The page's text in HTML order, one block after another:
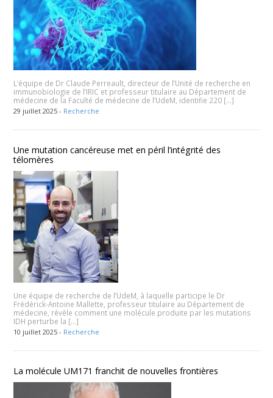
L’équipe de Dr Claude Perreault, directeur de l’Unité de recherche en
immunobiologie de l’IRIC et professeur titulaire au Département de
médecine de la Faculté de médecine de l’UdeM, identifie 220 […]
29 juillet 2025 - Recherche
Une mutation cancéreuse met en péril l’intégrité des
télomères
Une équipe de recherche de l’UdeM, à laquelle participe le Dr
Frédérick-Antoine Mallette, professeur titulaire au Département de
médecine, révèle comment une molécule produite par les mutations
IDH perturbe la […]
10 juillet 2025 - Recherche
La molécule UM171 franchit de nouvelles frontières